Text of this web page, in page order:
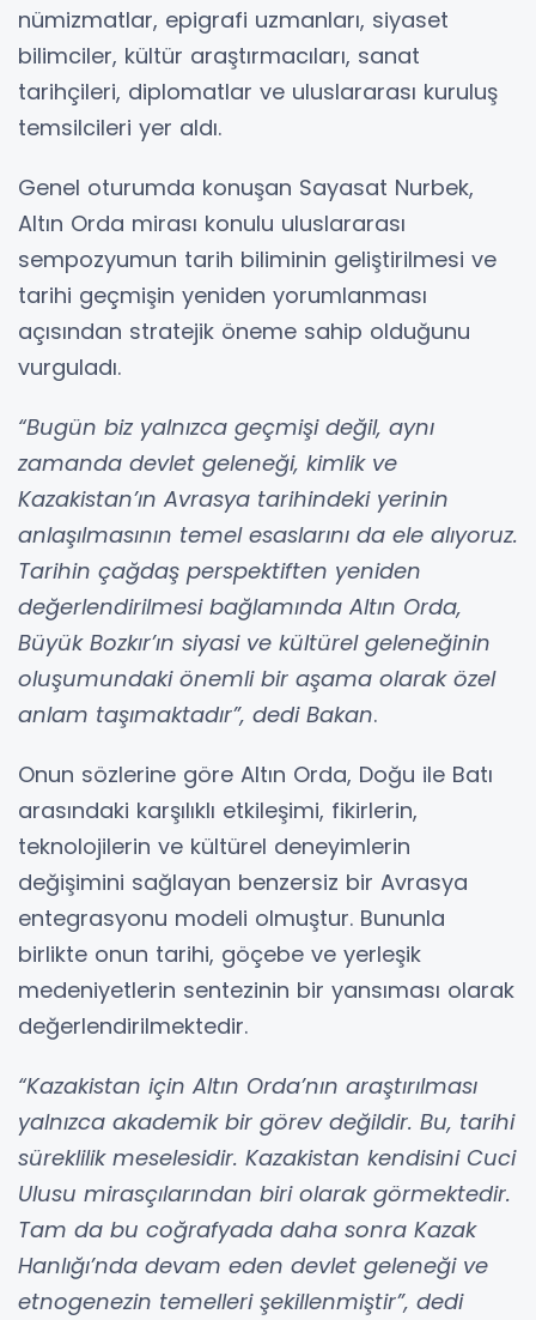
nümizmatlar, epigrafi uzmanları, siyaset
bilimciler, kültür araştırmacıları, sanat
tarihçileri, diplomatlar ve uluslararası kuruluş
temsilcileri yer aldı.
Genel oturumda konuşan Sayasat Nurbek,
Altın Orda mirası konulu uluslararası
sempozyumun tarih biliminin geliştirilmesi ve
tarihi geçmişin yeniden yorumlanması
açısından stratejik öneme sahip olduğunu
vurguladı.
“Bugün biz yalnızca geçmişi değil, aynı
zamanda devlet geleneği, kimlik ve
Kazakistan’ın Avrasya tarihindeki yerinin
anlaşılmasının temel esaslarını da ele alıyoruz.
Tarihin çağdaş perspektiften yeniden
değerlendirilmesi bağlamında Altın Orda,
Büyük Bozkır’ın siyasi ve kültürel geleneğinin
oluşumundaki önemli bir aşama olarak özel
anlam taşımaktadır”, dedi Bakan.
Onun sözlerine göre Altın Orda, Doğu ile Batı
arasındaki karşılıklı etkileşimi, fikirlerin,
teknolojilerin ve kültürel deneyimlerin
değişimini sağlayan benzersiz bir Avrasya
entegrasyonu modeli olmuştur. Bununla
birlikte onun tarihi, göçebe ve yerleşik
medeniyetlerin sentezinin bir yansıması olarak
değerlendirilmektedir.
“Kazakistan için Altın Orda’nın araştırılması
yalnızca akademik bir görev değildir. Bu, tarihi
süreklilik meselesidir. Kazakistan kendisini Cuci
Ulusu mirasçılarından biri olarak görmektedir.
Tam da bu coğrafyada daha sonra Kazak
Hanlığı’nda devam eden devlet geleneği ve
etnogenezin temelleri şekillenmiştir”, dedi